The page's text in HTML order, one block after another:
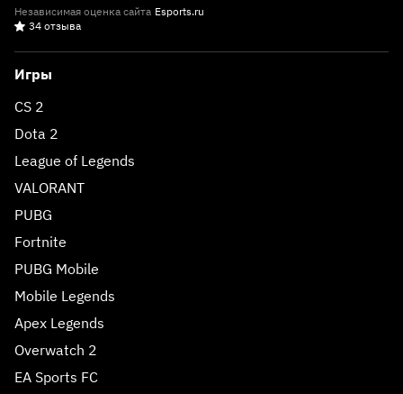
Независимая оценка сайта Esports.ru
34 отзыва
Игры
CS 2
Dota 2
League of Legends
VALORANT
PUBG
Fortnite
PUBG Mobile
Mobile Legends
Apex Legends
Overwatch 2
EA Sports FC